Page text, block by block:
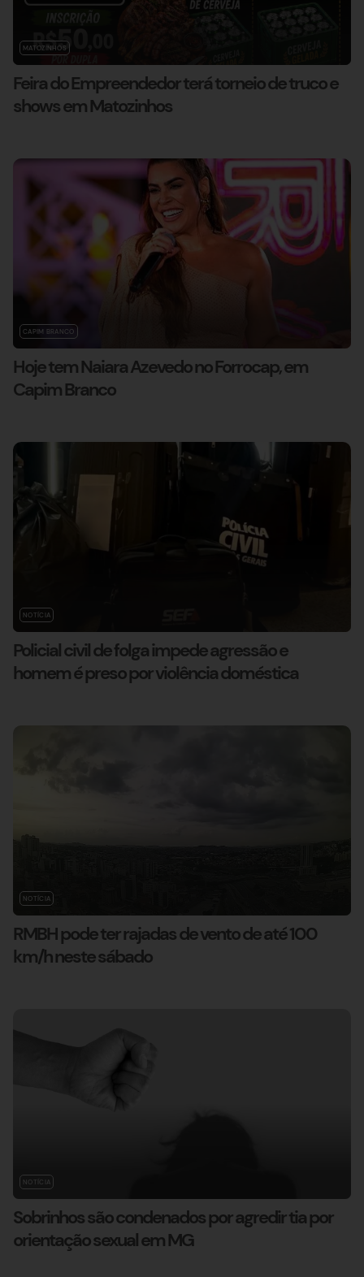
MATOZINHOS
Feira do Empreendedor terá torneio de truco e
shows em Matozinhos
CAPIM BRANCO
Hoje tem Naiara Azevedo no Forrocap, em
Capim Branco
NOTÍCIA
Policial civil de folga impede agressão e
homem é preso por violência doméstica
NOTÍCIA
RMBH pode ter rajadas de vento de até 100
km/h neste sábado
NOTÍCIA
Sobrinhos são condenados por agredir tia por
orientação sexual em MG